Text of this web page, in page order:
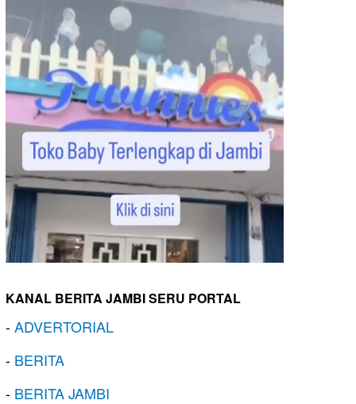
KANAL BERITA JAMBI SERU PORTAL
-ADVERTORIAL
- BERITA
- BERITA JAMBI